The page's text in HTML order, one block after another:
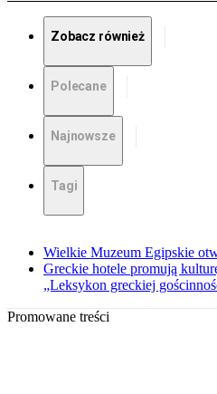
Zobacz również
Polecane
Najnowsze
Tagi
Wielkie Muzeum Egipskie
Greckie hotele promują
„Leksykon greckiej
Promowane treści